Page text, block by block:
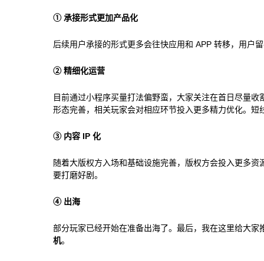
① 承接形式更加产品化
后续用户承接的形式更多会往快应用和 APP 转移，用户
② 精细化运营
目前通过小程序买量打法偏野蛮，大家关注在首日尽量
形态完善，相关玩家会对相应环节投入更多精力优化。短
③ 内容 IP 化
随着大版权方入场和基础设施完善，版权方会投入更多
要打磨好剧。
④ 出海
部分玩家已经开始在准备出海了。最后，我在这里给大
机。